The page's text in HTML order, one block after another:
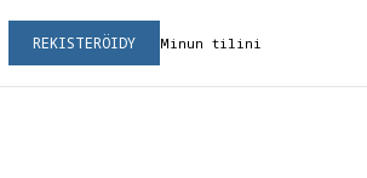
Minun tilini
REKISTERÖIDY